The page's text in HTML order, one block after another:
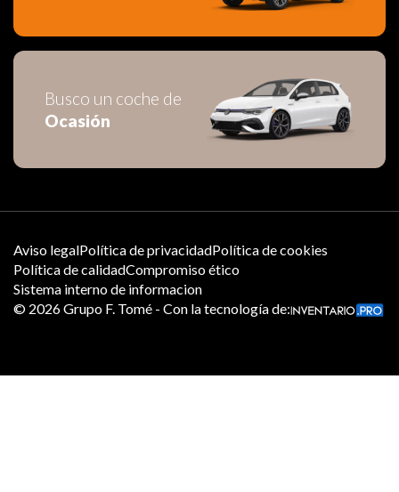
Busco un coche de
Ocasión
Aviso legalPolítica de privacidadPolítica de cookies
Política de calidadCompromiso ético
Sistema interno de informacion
© 2026Grupo F. Tomé - Con la tecnología de: